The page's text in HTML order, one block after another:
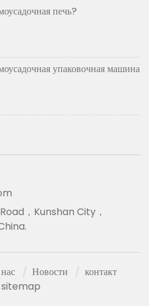
печь?
упаковочная машина
，Kunshan City，
Новости
контакт
sitemap